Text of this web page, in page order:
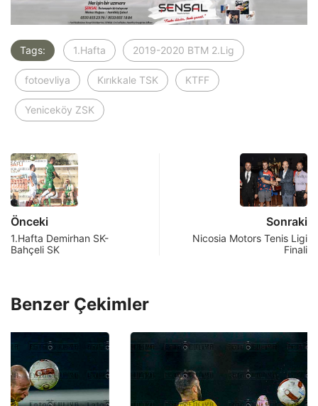
Tags: 1.Hafta 2019-2020 BTM 2.Lig
fotoevliya Kırıkkale TSK KTFF
Yeniceköy ZSK
Önceki
1.Hafta Demirhan SK-
Bahçeli SK
Sonraki
Nicosia Motors Tenis Ligi
Finali
Benzer Çekimler